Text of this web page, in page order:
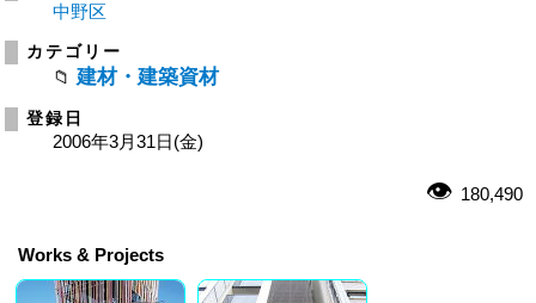
中野区
カテゴリー
建材・建築資材
登録日
2006年3月31日(金)
180,490
Works & Projects